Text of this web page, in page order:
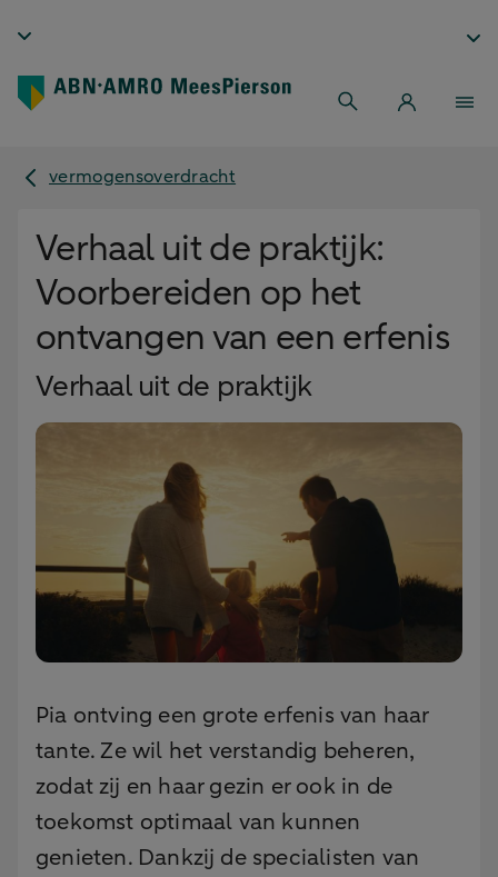
vermogensoverdracht
Verhaal uit de praktijk:
Voorbereiden op het
ontvangen van een erfenis
Verhaal uit de praktijk
Pia ontving een grote erfenis van haar
tante. Ze wil het verstandig beheren,
zodat zij en haar gezin er ook in de
toekomst optimaal van kunnen
genieten. Dankzij de specialisten van